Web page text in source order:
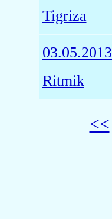
Tigriza
03.05.2013
Ritmik
<<